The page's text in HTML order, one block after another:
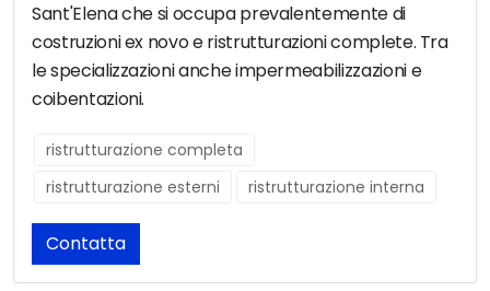
Sant'Elena che si occupa prevalentemente di
costruzioni ex novo e ristrutturazioni complete. Tra
le specializzazioni anche impermeabilizzazioni e
coibentazioni.
ristrutturazione completa
ristrutturazione esterni
ristrutturazione interna
Contatta